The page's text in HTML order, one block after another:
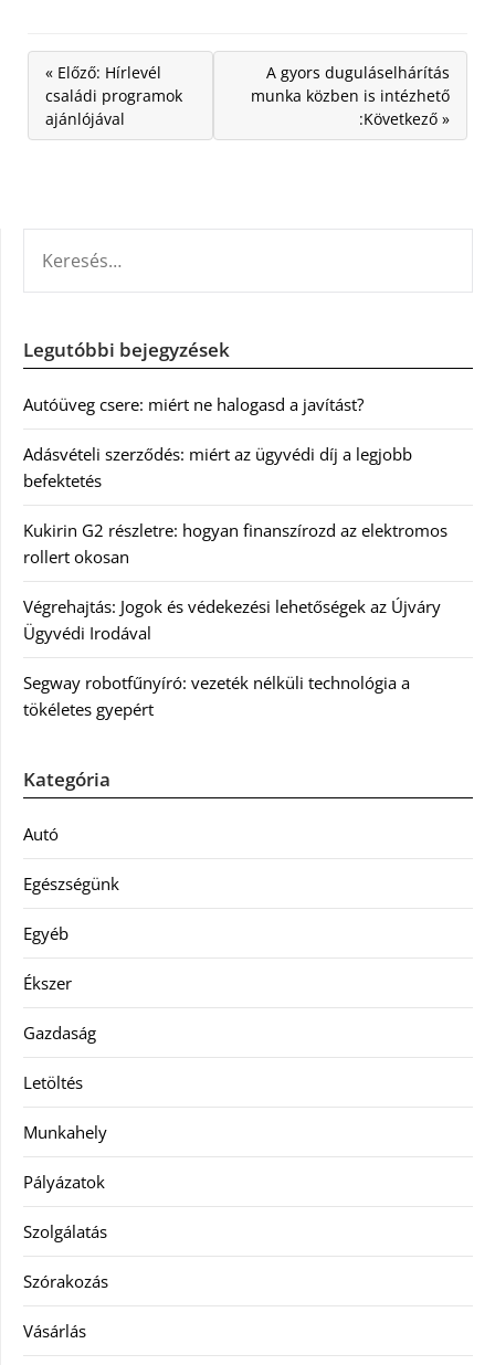
« Előző: Hírlevél
családi programok
ajánlójával
A gyors duguláselhárítás
munka közben is intézhető
:Következő »
Legutóbbi bejegyzések
Autóüveg csere: miért ne halogasd a javítást?
Adásvételi szerződés: miért az ügyvédi díj a legjobb
befektetés
Kukirin G2 részletre: hogyan finanszírozd az elektromos
rollert okosan
Végrehajtás: Jogok és védekezési lehetőségek az Újváry
Ügyvédi Irodával
Segway robotfűnyíró: vezeték nélküli technológia a
tökéletes gyepért
Kategória
Autó
Egészségünk
Egyéb
Ékszer
Gazdaság
Letöltés
Munkahely
Pályázatok
Szolgálatás
Szórakozás
Vásárlás